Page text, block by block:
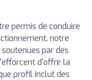
permis de conduire
notre
par des
d'offrir la
profil inclut des